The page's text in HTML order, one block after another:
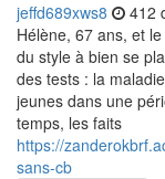
jeffd689xws8 412
Hélène, 67 ans, et
du style à bien se
des tests : la
jeunes dans une
temps, les faits
https://
sans-cb